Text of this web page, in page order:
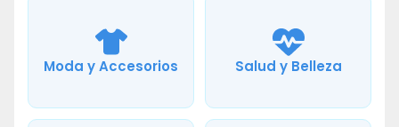
Moda y Accesorios Salud y Belleza